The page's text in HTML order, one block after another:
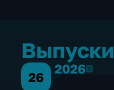
Выпуски
26
20262026